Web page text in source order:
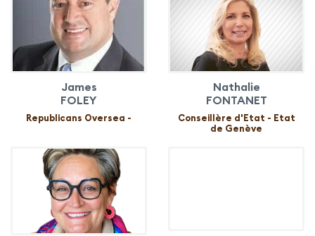
James
FOLEY
Republicans Oversea -
Nathalie
FONTANET
Conseillère d'Etat - Etat
de Genève